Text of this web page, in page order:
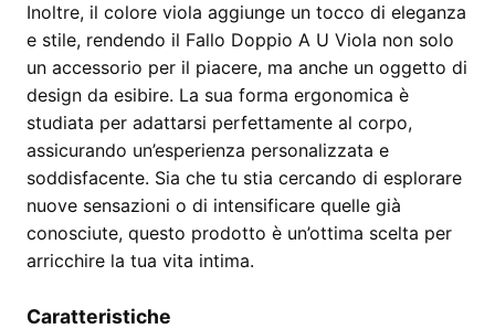
Inoltre, il colore viola aggiunge un tocco di eleganza
e stile, rendendo il Fallo Doppio A U Viola non solo
un accessorio per il piacere, ma anche un oggetto di
design da esibire. La sua forma ergonomica è
studiata per adattarsi perfettamente al corpo,
assicurando un’esperienza personalizzata e
soddisfacente. Sia che tu stia cercando di esplorare
nuove sensazioni o di intensificare quelle già
conosciute, questo prodotto è un’ottima scelta per
arricchire la tua vita intima.
Caratteristiche